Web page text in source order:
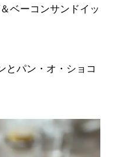
ベーコンサンドイッ
とパン・オ・ショコ